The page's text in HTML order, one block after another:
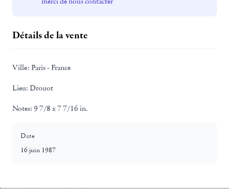
Détails de la vente
Ville: Paris - France
Lieu: Drouot
Notes: 9 7/8 x 7 7/16 in.
Date
16 juin 1987